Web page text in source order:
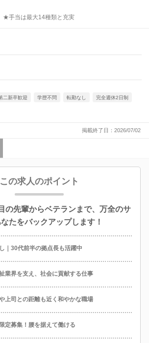
★手当は最大14種類と充実
二新卒歓迎 学歴不問 転勤なし 完全週休2日制
掲載終了日：2026/07/02
この求人のポイント
の先輩からベテランまで、万全のサ
たをバックアップします！
｜30代前半の拠点長も活躍中
業界を支え、社会に貢献する仕事
上司との距離も近く和やかな職場
定募集！腰を据えて働ける